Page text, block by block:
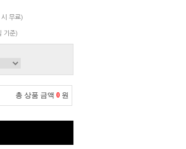
무료)
기준)
총 상품 금액 0 원